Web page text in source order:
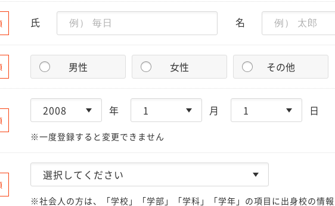
氏 名
男性 女性 その他
年 月 日
※一度登録すると変更できません
※社会人の方は、「学校」「学部」「学科」「学年」の項目に出身校の情報